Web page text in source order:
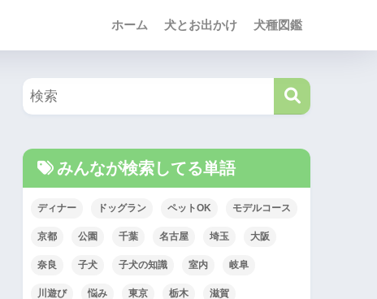
ホーム 犬とお出かけ 犬種図鑑
みんなが検索してる単語
ディナー ドッグラン ペットOK モデルコース
京都 公園 千葉 名古屋 埼玉 大阪
奈良 子犬 子犬の知識 室内 岐阜
川遊び 悩み 東京 栃木 滋賀